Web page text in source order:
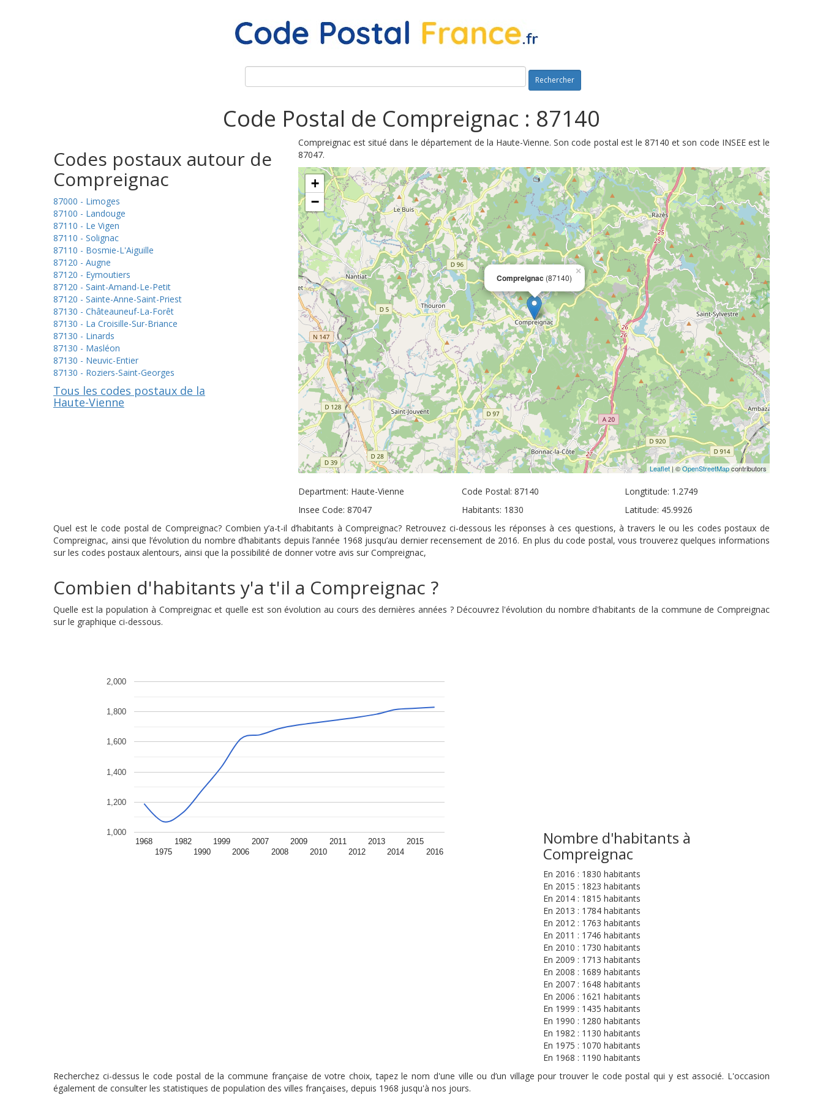
Rechercher
Code Postal de Compreignac : 87140
Codes postaux autour de
Compreignac
87000 - Limoges
87100 - Landouge
87110 - Le Vigen
87110 - Solignac
87110 - Bosmie-L'Aiguille
87120 - Augne
87120 - Eymoutiers
87120 - Saint-Amand-Le-Petit
87120 - Sainte-Anne-Saint-Priest
87130 - Châteauneuf-La-Forêt
87130 - La Croisille-Sur-Briance
87130 - Linards
87130 - Masléon
87130 - Neuvic-Entier
87130 - Roziers-Saint-Georges
Tous les codes postaux de la
Haute-Vienne
Compreignac est situé dans le département de la Haute-Vienne. Son code postal est le 87140 et son code INSEE est le
87047.
Compreignac (87140)
×
+
−
Leaflet| ©OpenStreetMapcontributors
Department: Haute-Vienne
Insee Code: 87047
Code Postal: 87140
Habitants: 1830
Longtitude: 1.2749
Latitude: 45.9926
Quel est le code postal de Compreignac? Combien y’a-t-il d’habitants à Compreignac? Retrouvez ci-dessous les réponses à ces questions, à travers le ou les codes postaux de
Compreignac, ainsi que l’évolution du nombre d’habitants depuis l’année 1968 jusqu’au dernier recensement de 2016. En plus du code postal, vous trouverez quelques informations
sur les codes postaux alentours, ainsi que la possibilité de donner votre avis sur Compreignac,
Combien d'habitants y'a t'il a Compreignac ?
Quelle est la population à Compreignac et quelle est son évolution au cours des dernières années ? Découvrez l'évolution du nombre d'habitants de la commune de Compreignac
sur le graphique ci-dessous.
1968
1975
1982
1990
1999
2006
2007
2008
2009
2010
2011
2012
2013
2014
2015
2016
1,000
1,200
1,400
1,600
1,800
2,000
Nombre d'habitants à
Compreignac
En 2016 : 1830 habitants
En 2015 : 1823 habitants
En 2014 : 1815 habitants
En 2013 : 1784 habitants
En 2012 : 1763 habitants
En 2011 : 1746 habitants
En 2010 : 1730 habitants
En 2009 : 1713 habitants
En 2008 : 1689 habitants
En 2007 : 1648 habitants
En 2006 : 1621 habitants
En 1999 : 1435 habitants
En 1990 : 1280 habitants
En 1982 : 1130 habitants
En 1975 : 1070 habitants
En 1968 : 1190 habitants
Recherchez ci-dessus le code postal de la commune française de votre choix, tapez le nom d'une ville ou d’un village pour trouver le code postal qui y est associé. L'occasion
également de consulter les statistiques de population des villes françaises, depuis 1968 jusqu'à nos jours.